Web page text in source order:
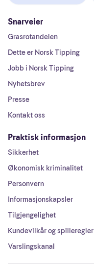
Snarveier
Grasrotandelen
Dette er Norsk Tipping
Jobb i Norsk Tipping
Nyhetsbrev
Presse
Kontakt oss
Praktisk informasjon
Sikkerhet
Økonomisk kriminalitet
Personvern
Informasjonskapsler
Tilgjengelighet
Kundevilkår og spilleregler
Varslingskanal